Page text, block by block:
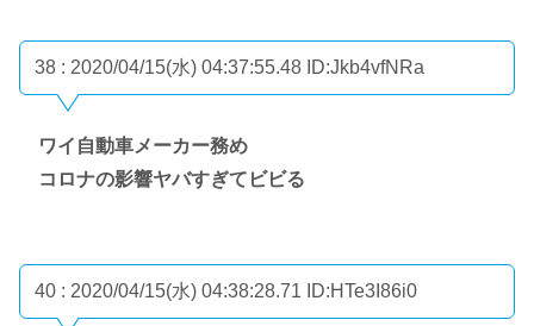
38 : 2020/04/15(水) 04:37:55.48 ID:Jkb4vfNRa
ワイ自動車メーカー務め
コロナの影響ヤバすぎてビビる
40 : 2020/04/15(水) 04:38:28.71 ID:HTe3I86i0